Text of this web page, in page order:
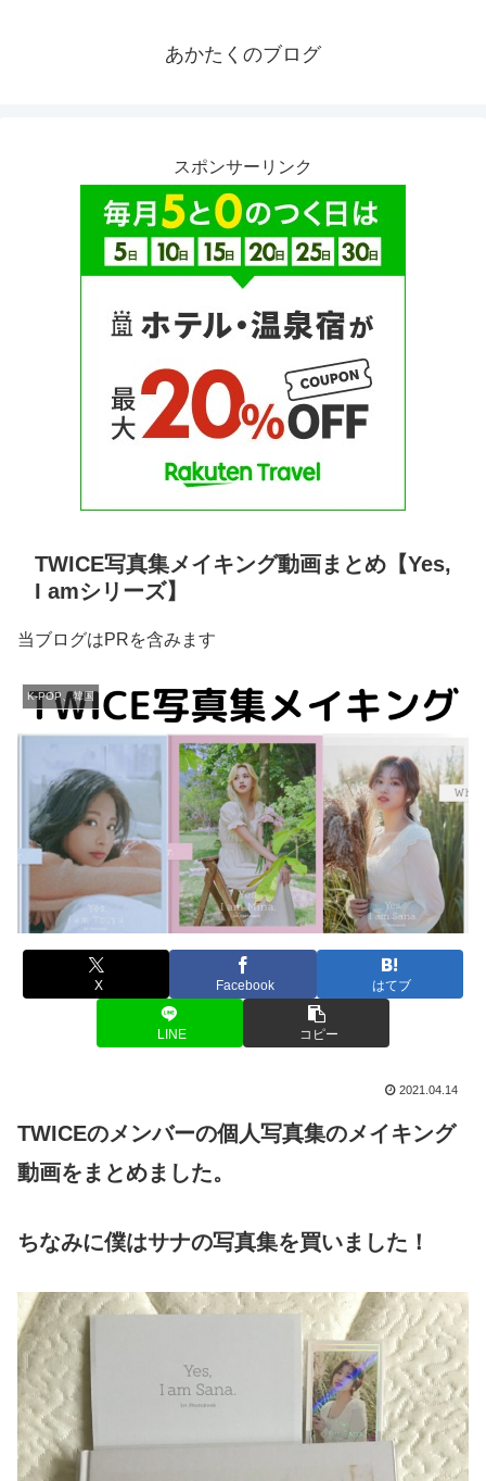
あかたくのブログ
スポンサーリンク
TWICE写真集メイキング動画まとめ【Yes,
I amシリーズ】
当ブログはPRを含みます
K-POP、韓国
X Facebook はてブ
LINE コピー
2021.04.14
TWICEのメンバーの個人写真集のメイキング
動画をまとめました。
ちなみに僕はサナの写真集を買いました！